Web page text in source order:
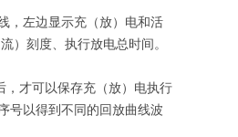
，左边显示充（放）电和活
）刻度、执行放电总时间。
，才可以保存充（放）电执行
号以得到不同的回放曲线波